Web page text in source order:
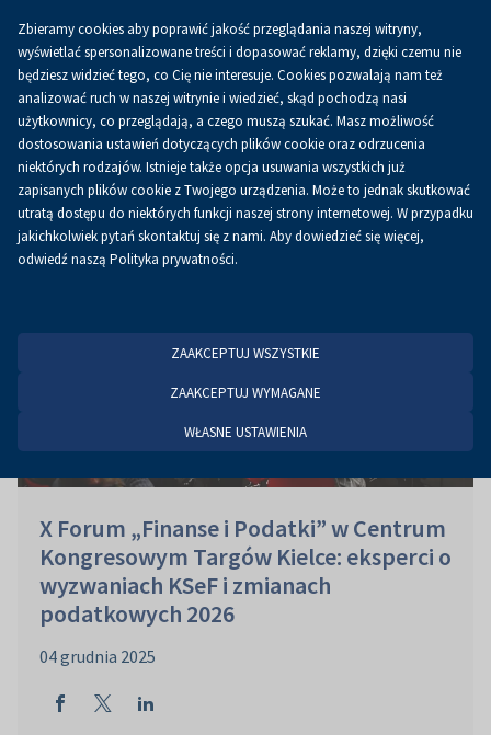
PL
Strona główna Aktualności
Aktualności
X Forum „Finanse i Podatki” w Centrum
Kongresowym Targów Kielce: eksperci o
wyzwaniach KSeF i zmianach
podatkowych 2026
04 grudnia 2025
Zbieramy cookies aby poprawić jakość przeglądania naszej witryny,
wyświetlać spersonalizowane treści i dopasować reklamy, dzięki czemu nie
będziesz widzieć tego, co Cię nie interesuje. Cookies pozwalają nam też
analizować ruch w naszej witrynie i wiedzieć, skąd pochodzą nasi
użytkownicy, co przeglądają, a czego muszą szukać. Masz możliwość
dostosowania ustawień dotyczących plików cookie oraz odrzucenia
niektórych rodzajów. Istnieje także opcja usuwania wszystkich już
zapisanych plików cookie z Twojego urządzenia. Może to jednak skutkować
utratą dostępu do niektórych funkcji naszej strony internetowej. W przypadku
jakichkolwiek pytań skontaktuj się z nami. Aby dowiedzieć się więcej,
odwiedź naszą Polityka prywatności.
ZAAKCEPTUJ WSZYSTKIE
ZAAKCEPTUJ WYMAGANE
WŁASNE USTAWIENIA